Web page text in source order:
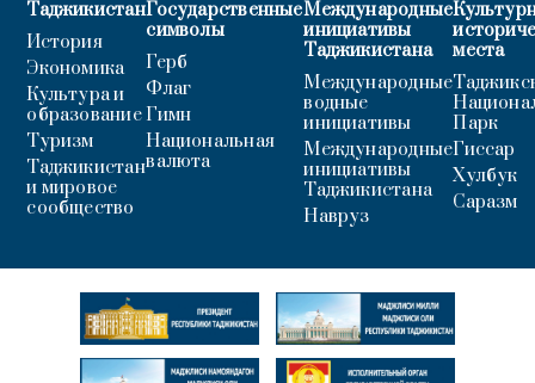
Таджикистан
История
Экономика
Культура и
образование
Туризм
Таджикистан
и мировое
сообщество
Государственные
символы
Герб
Флаг
Гимн
Национальная
валюта
Международные
инициативы
Таджикистана
Международные
водные
инициативы
Международные
инициативы
Таджикистана
Навруз
места
Парк
Гиссар
Хулбук
Саразм